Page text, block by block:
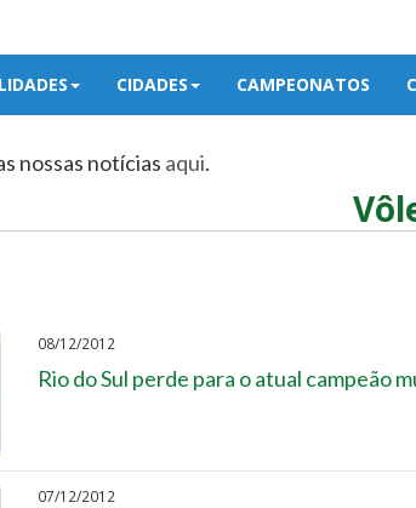
CIDADES CAMPEONATOS
nossas notícias aqui.
08/12/2012
Rio do Sul perde para o atual campeão
07/12/2012